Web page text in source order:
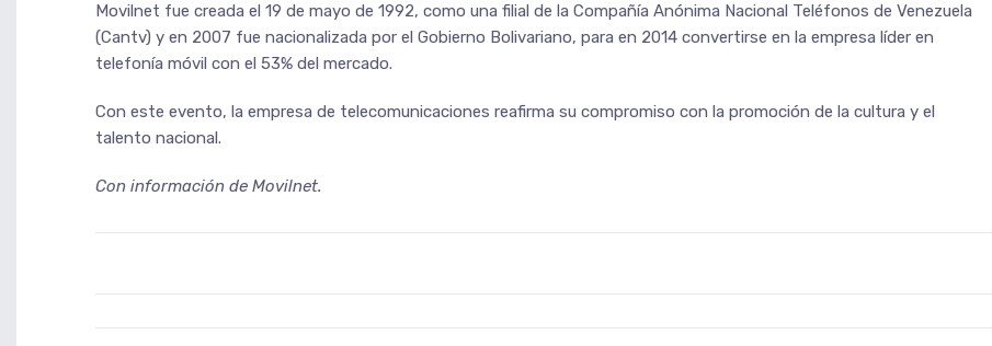
Movilnet fue creada el 19 de mayo de 1992, como una filial de la Compañía Anónima Nacional Teléfonos de Venezuela
(Cantv) y en 2007 fue nacionalizada por el Gobierno Bolivariano, para en 2014 convertirse en la empresa líder en
telefonía móvil con el 53% del mercado.
Con este evento, la empresa de telecomunicaciones reafirma su compromiso con la promoción de la cultura y el
talento nacional.
Con información de Movilnet.